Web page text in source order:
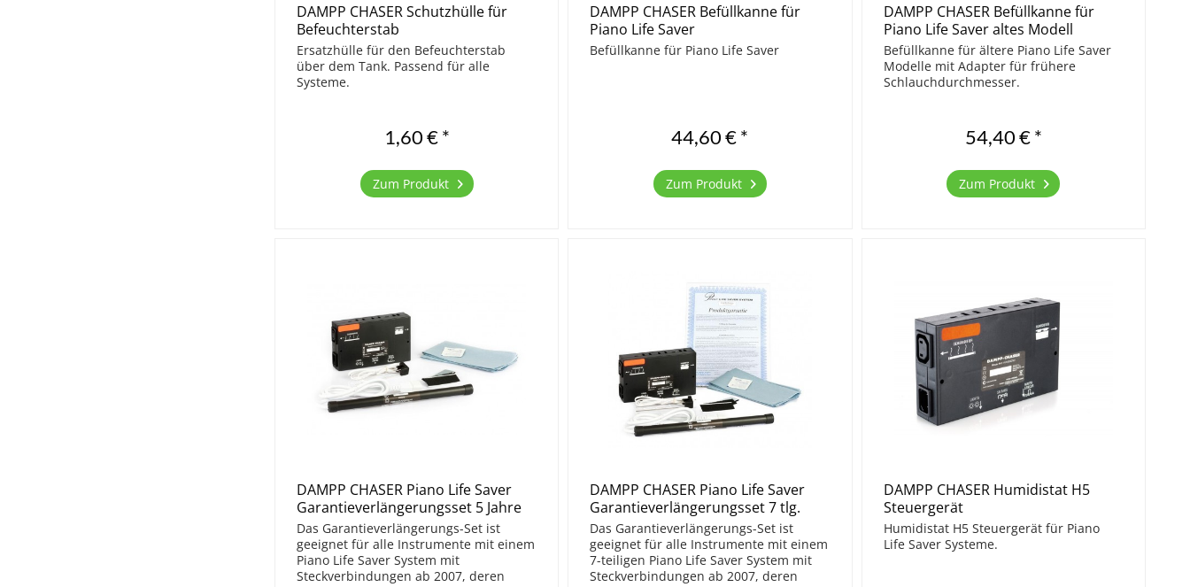
DAMPP CHASER Schutzhülle für
Befeuchterstab
Ersatzhülle für den Befeuchterstab
über dem Tank. Passend für alle
Systeme.
1,60 € *
Zum Produkt
DAMPP CHASER Befüllkanne für
Piano Life Saver
Befüllkanne für Piano Life Saver
44,60 € *
Zum Produkt
DAMPP CHASER Befüllkanne für
Piano Life Saver altes Modell
Befüllkanne für ältere Piano Life Saver
Modelle mit Adapter für frühere
Schlauchdurchmesser.
54,40 € *
Zum Produkt
DAMPP CHASER Piano Life Saver
Garantieverlängerungsset 5 Jahre
Das Garantieverlängerungs-Set ist
geeignet für alle Instrumente mit einem
Piano Life Saver System mit
Steckverbindungen ab 2007, deren
DAMPP CHASER Piano Life Saver
Garantieverlängerungsset 7 tlg.
Das Garantieverlängerungs-Set ist
geeignet für alle Instrumente mit einem
7-teiligen Piano Life Saver System mit
Steckverbindungen ab 2007, deren
DAMPP CHASER Humidistat H5
Steuergerät
Humidistat H5 Steuergerät für Piano
Life Saver Systeme.